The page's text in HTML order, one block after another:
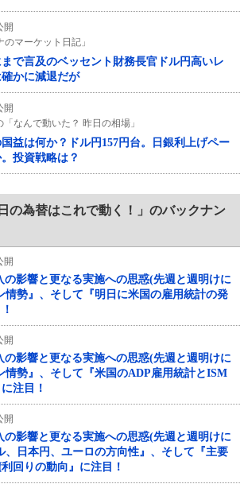
開
マーケット日記」
で言及のベッセント財務長官ドル円高いレ
かに減退だが
開
なんで動いた？ 昨日の相場」
益は何か？ドル円157円台。日銀利上げペー
投資戦略は？
の為替はこれで動く！」のバックナン
開
の影響と更なる実施への思惑(先週と週明けに
情勢』、そして『明日に米国の雇用統計の発
開
の影響と更なる実施への思惑(先週と週明けに
情勢』、そして『米国のADP雇用統計とISM
注目！
開
の影響と更なる実施への思惑(先週と週明けに
、日本円、ユーロの方向性』、そして『主要
回りの動向』に注目！